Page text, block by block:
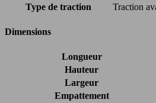
Type de traction
Traction
Dimensions
Longueur
Hauteur
Largeur
Empattement